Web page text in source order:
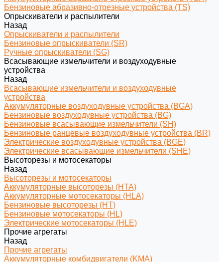
Бензиновые абразивно-отрезные устройства (TS)
Опрыскиватели и распылители
Назад
Опрыскиватели и распылители
Бензиновые опрыскиватели (SR)
Ручные опрыскиватели (SG)
Всасывающие измельчители и воздуходувные
устройства
Назад
Всасывающие измельчители и воздуходувные
устройства
Аккумуляторные воздуходувные устройства (BGA)
Бензиновые воздуходувные устройства (BG)
Бензиновые всасывающие измельчители (SH)
Бензиновые ранцевые воздуходувные устройства (BR)
Электрические воздуходувные устройства (BGE)
Электрические всасывающие измельчители (SHE)
Высоторезы и мотосекаторы
Назад
Высоторезы и мотосекаторы
Аккумуляторные высоторезы (HTA)
Аккумуляторные мотосекаторы (HLA)
Бензиновые высоторезы (HT)
Бензиновые мотосекаторы (HL)
Электрические мотосекаторы (HLE)
Прочие агрегаты
Назад
Прочие агрегаты
Аккумуляторные комбидвигатели (KMA)